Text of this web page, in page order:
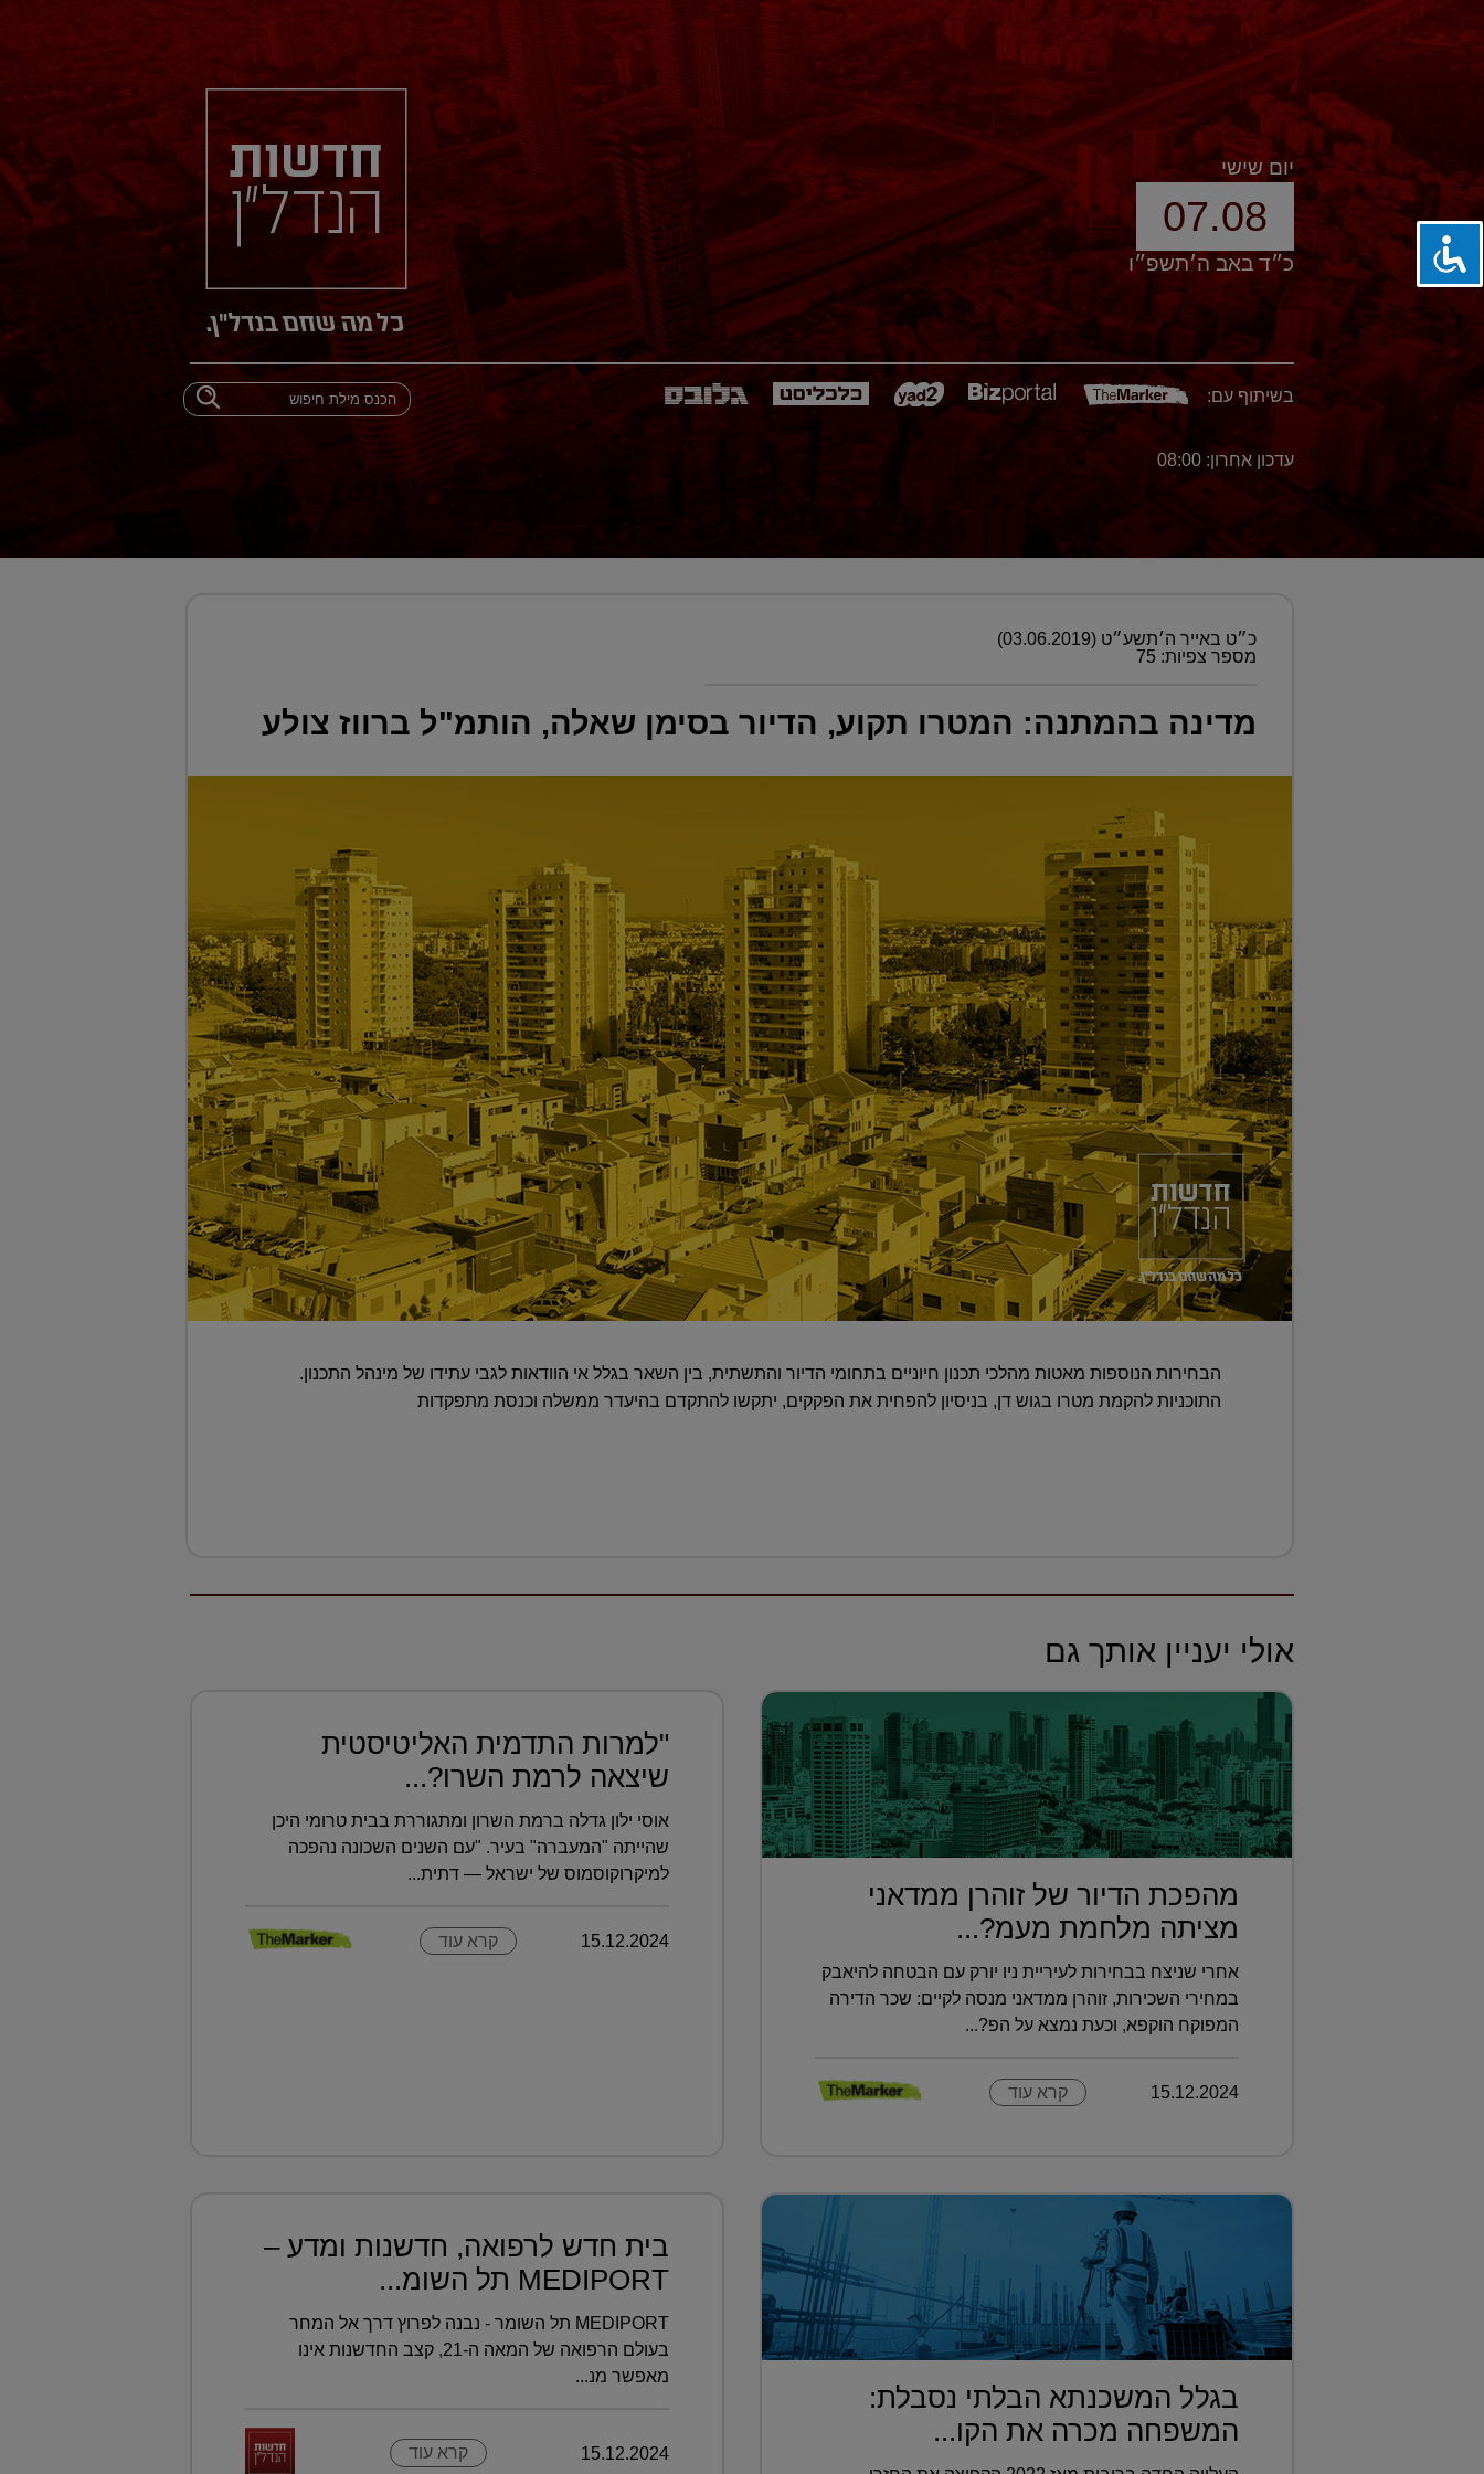
יום שישי
07.08
כ״ד באב ה׳תשפ״ו
בשיתוף עם:
עדכון אחרון: 08:00
כ״ט באייר ה׳תשע״ט (03.06.2019)
מספר צפיות: 75
מדינה בהמתנה: המטרו תקוע, הדיור בסימן שאלה, הותמ"ל ברווז צולע
הבחירות הנוספות מאטות מהלכי תכנון חיוניים בתחומי הדיור והתשתית, בין השאר בגלל אי הוודאות לגבי עתידו של מינהל התכנון.
התוכניות להקמת מטרו בגוש דן, בניסיון להפחית את הפקקים, יתקשו להתקדם בהיעדר ממשלה וכנסת מתפקדות
אולי יעניין אותך גם
מהפכת הדיור של זוהרן ממדאני
מציתה מלחמת מעמ?...
אחרי שניצח בבחירות לעיריית ניו יורק עם הבטחה להיאבק
במחירי השכירות, זוהרן ממדאני מנסה לקיים: שכר הדירה
המפוקח הוקפא, וכעת נמצא על הפ?...
15.12.2024 קרא עוד
"למרות התדמית האליטיסטית
שיצאה לרמת השרו?...
אוסי ילון גדלה ברמת השרון ומתגוררת בבית טרומי היכן
שהייתה "המעברה" בעיר. "עם השנים השכונה נהפכה
למיקרוקוסמוס של ישראל — דתית...
15.12.2024 קרא עוד
בגלל המשכנתא הבלתי נסבלת:
המשפחה מכרה את הקו...
בית חדש לרפואה, חדשנות ומדע –
MEDIPORT תל השומ...
MEDIPORT תל השומר - נבנה לפרוץ דרך אל המחר
בעולם הרפואה של המאה ה-21, קצב החדשנות אינו
מאפשר מנ...
15.12.2024 קרא עוד